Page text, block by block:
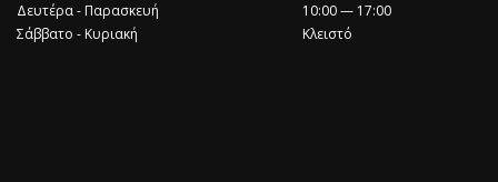
Δευτέρα - Παρασκευή
10:00 — 17:00
Σάββατο - Κυριακή
Κλειστό